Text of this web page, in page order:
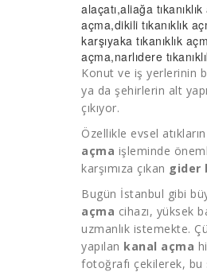
alaçatı,aliağa
açma,dikili tıkanıklık
karşıyaka tıkanıklık
açma,narlıdere
Konut ve iş yerlerinin
ya da şehirlerin alt
çıkıyor.
Özellikle evsel
açma işleminde
karşımıza çıkan gider
Bugün İstanbul gibi
açma cihazı, yüksek
uzmanlık istemekte.
yapılan kanal açma
fotoğrafı çekilerek, bu